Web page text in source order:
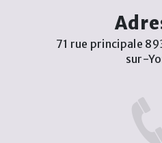
71 rue principale
sur-